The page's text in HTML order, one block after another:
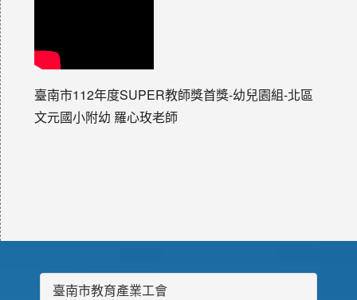
臺南市112年度SUPER教師獎首獎-幼兒園組-北區
文元國小附幼 羅心玫老師
臺南市教育產業工會